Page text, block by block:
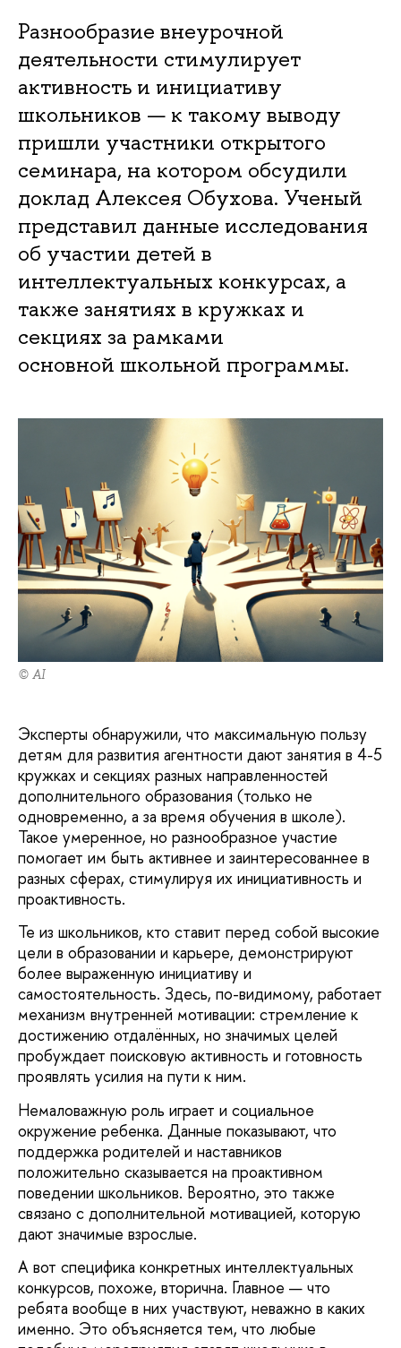
Разнообразие внеурочной
деятельности стимулирует
активность и инициативу
школьников — к такому выводу
пришли участники открытого
семинара, на котором обсудили
доклад Алексея Обухова. Ученый
представил данные исследования
об участии детей в
интеллектуальных конкурсах, а
также занятиях в кружках и
секциях за рамками
основной школьной программы.
© AI
Эксперты обнаружили, что максимальную пользу
детям для развития агентности дают занятия в 4-5
кружках и секциях разных направленностей
дополнительного образования (только не
одновременно, а за время обучения в школе).
Такое умеренное, но разнообразное участие
помогает им быть активнее и заинтересованнее в
разных сферах, стимулируя их инициативность и
проактивность.
Те из школьников, кто ставит перед собой высокие
цели в образовании и карьере, демонстрируют
более выраженную инициативу и
самостоятельность. Здесь, по-видимому, работает
механизм внутренней мотивации: стремление к
достижению отдалённых, но значимых целей
пробуждает поисковую активность и готовность
проявлять усилия на пути к ним.
Немаловажную роль играет и социальное
окружение ребенка. Данные показывают, что
поддержка родителей и наставников
положительно сказывается на проактивном
поведении школьников. Вероятно, это также
связано с дополнительной мотивацией, которую
дают значимые взрослые.
А вот специфика конкретных интеллектуальных
конкурсов, похоже, вторична. Главное — что
ребята вообще в них участвуют, неважно в каких
именно. Это объясняется тем, что любые